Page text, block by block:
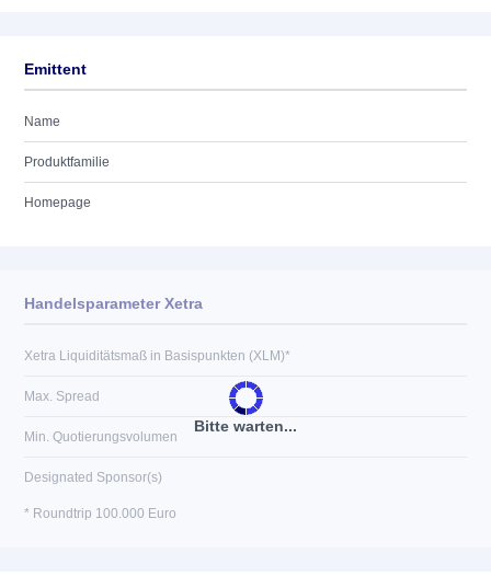
Emittent
Name
Produktfamilie
Homepage
Bitte warten...
Handelsparameter Xetra
Xetra Liquiditätsmaß in Basispunkten (XLM)*
Max. Spread
Min. Quotierungsvolumen
Designated Sponsor(s)
* Roundtrip 100.000 Euro